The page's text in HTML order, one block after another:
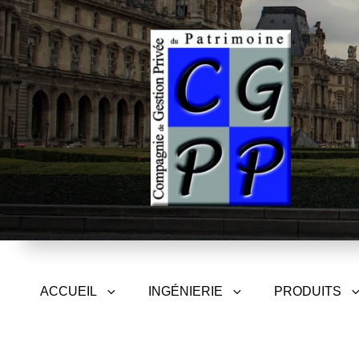
CGPP – Compagnie de
ACCUEIL INGÉNIERIE PRODUITS